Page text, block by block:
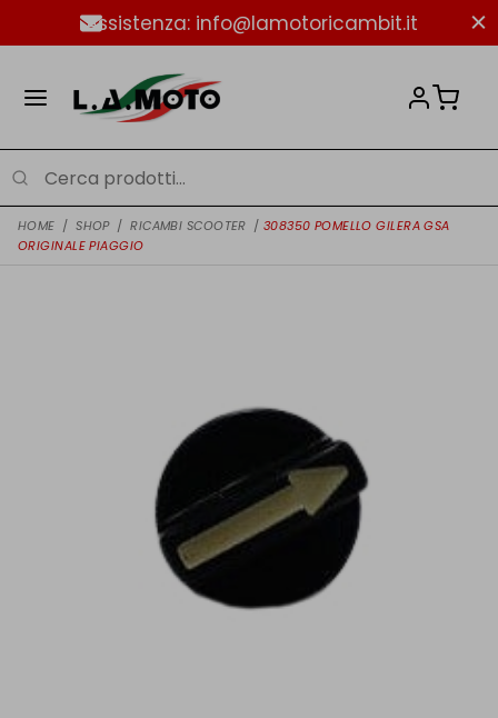
Assistenza: info@lamotoricambit.it
HOME / SHOP / RICAMBI SCOOTER / 308350 POMELLO GILERA GSA
ORIGINALE PIAGGIO